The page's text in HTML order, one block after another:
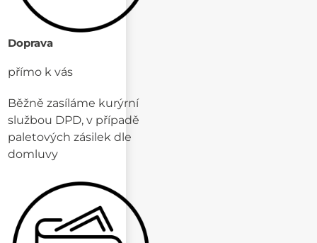
Doprava
přímo k vás
Běžně zasíláme kurýrní
službou DPD, v případě
paletových zásilek dle
domluvy